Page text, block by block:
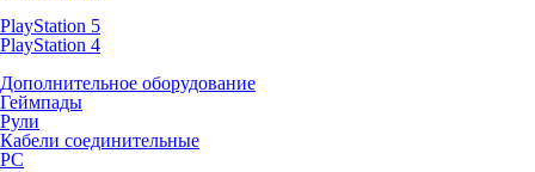
PlayStation 5
PlayStation 4
Дополнительное оборудование
Геймпады
Рули
Кабели соединительные
PC